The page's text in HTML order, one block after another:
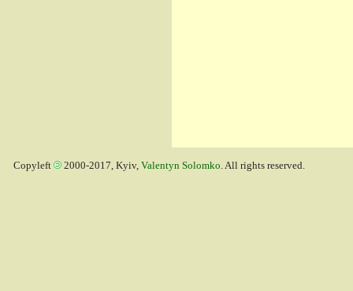
Copyleft 2000-2017, Kyiv, Valentyn Solomko. All rights reserved.